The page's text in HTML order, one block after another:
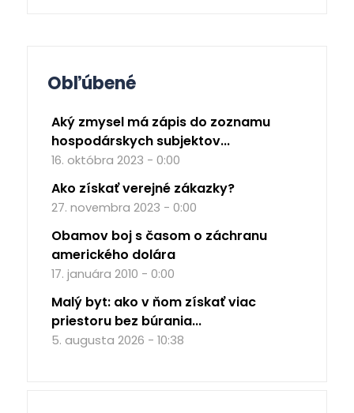
Obľúbené
Aký zmysel má zápis do zoznamu
hospodárskych subjektov...
16. októbra 2023 - 0:00
Ako získať verejné zákazky?
27. novembra 2023 - 0:00
Obamov boj s časom o záchranu
amerického dolára
17. januára 2010 - 0:00
Malý byt: ako v ňom získať viac
priestoru bez búrania...
5. augusta 2026 - 10:38